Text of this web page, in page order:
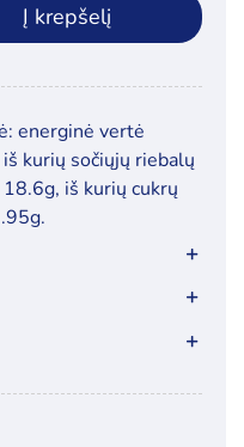
Į krepšelį
energinė vertė
kurių sočiųjų riebalų
iš kurių cukrų